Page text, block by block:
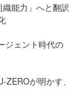
能力」へと翻訳
ジェント時代の
が明かす、